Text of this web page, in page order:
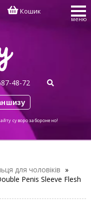
Кошик
меню
48-72
суворо заборонено!
для чоловіків »
Penis Sleeve Flesh